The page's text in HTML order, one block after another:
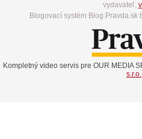
vydavateľ,
Blogovací systém
Kompletný video servis pre OUR MEDIA
s.r.o.